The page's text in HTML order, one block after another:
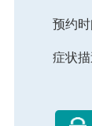
预约时
症状描